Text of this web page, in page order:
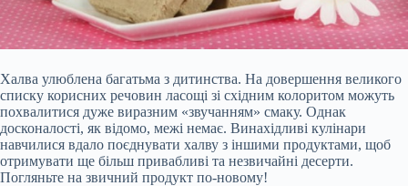
Халва улюблена багатьма з дитинства. На довершення великого
списку корисних речовин ласощі зі східним колоритом можуть
похвалитися дуже виразним «звучанням» смаку. Однак
досконалості, як відомо, межі немає. Винахідливі кулінари
навчилися вдало поєднувати халву з іншими продуктами, щоб
отримувати ще більш привабливі та незвичайні десерти.
Погляньте на звичний продукт по-новому!